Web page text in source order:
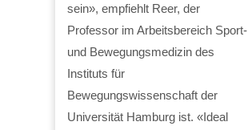
sein», empfiehlt Reer, der
Professor im Arbeitsbereich Sport-
und Bewegungsmedizin des
Instituts für
Bewegungswissenschaft der
Universität Hamburg ist. «Ideal